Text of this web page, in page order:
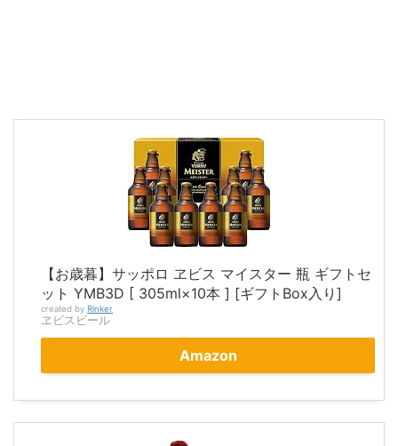
【お歳暮】サッポロ ヱビス マイスター 瓶 ギフトセ
ット YMB3D [ 305ml×10本 ] [ギフトBox入り]
created by Rinker
ヱビスビール
Amazon